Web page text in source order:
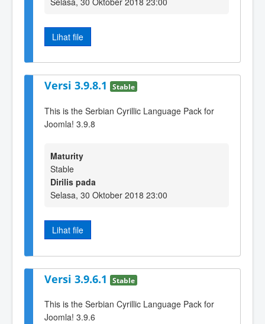
Lihat file
Versi 3.9.8.1 Stable
This is the Serbian Cyrillic Language Pack for
Joomla! 3.9.8
Maturity
Stable
Dirilis pada
Selasa, 30 Oktober 2018 23:00
Lihat file
Versi 3.9.6.1 Stable
This is the Serbian Cyrillic Language Pack for
Joomla! 3.9.6